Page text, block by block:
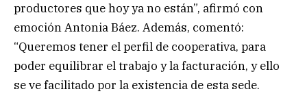
productores que hoy ya no están”, afirmó con
emoción Antonia Báez. Además, comentó:
“Queremos tener el perfil de cooperativa, para
poder equilibrar el trabajo y la facturación, y ello
se ve facilitado por la existencia de esta sede.